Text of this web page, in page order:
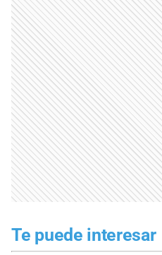
Te puede interesar